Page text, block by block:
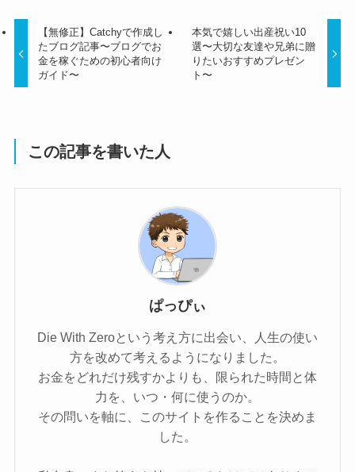
【無修正】Catchyで作成し
たブログ記事〜ブログでお
金を稼ぐための初心者向け
ガイド〜
本気で嬉しい出産祝い10
選〜大切な友達や兄弟に贈
りたいおすすめプレゼン
ト〜
この記事を書いた人
ぱっぴぃ
Die With Zeroという考え方に出会い、人生の使い
方を改めて考えるようになりました。
お金をどれだけ残すかよりも、限られた時間と体
力を、いつ・何に使うのか。
その問いを軸に、このサイトを作ることを決めま
した。